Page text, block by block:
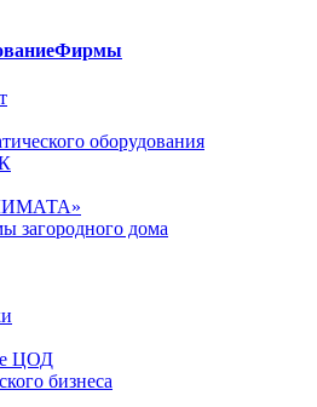
Фирмы
оборудования
загородного дома
ЦОД
бизнеса